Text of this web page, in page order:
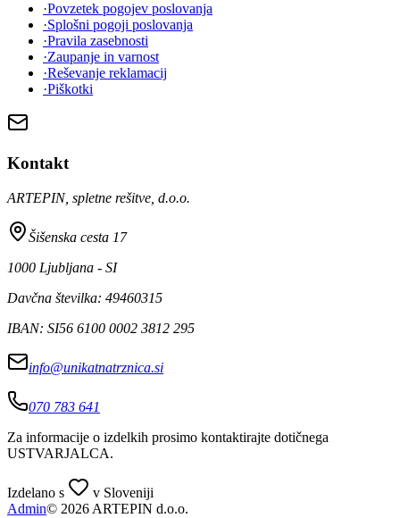
·Povzetek pogojev poslovanja
·Splošni pogoji poslovanja
·Pravila zasebnosti
·Zaupanje in varnost
·Reševanje reklamacij
·Piškotki
Kontakt
ARTEPIN, spletne rešitve, d.o.o.
Šišenska cesta 17
1000 Ljubljana - SI
Davčna številka: 49460315
IBAN: SI56 6100 0002 3812 295
info@unikatnatrznica.si
070 783 641
Za informacije o izdelkih prosimo kontaktirajte dotičnega
USTVARJALCA.
Izdelano s
v Sloveniji
Admin© 2026 ARTEPIN d.o.o.